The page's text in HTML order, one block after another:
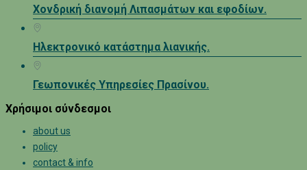
Χονδρική διανομή Λιπασμάτων και εφοδίων.
Ηλεκτρονικό κατάστημα λιανικής.
Γεωπονικές Υπηρεσίες Πρασίνου.
Χρήσιμοι σύνδεσμοι
about us
policy
contact & info